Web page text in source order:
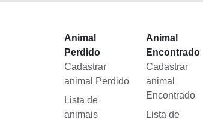
Animal
Perdido
Cadastrar
animal Perdido
Lista de
animais
Animal
Encontrado
Cadastrar
animal
Encontrado
Lista de